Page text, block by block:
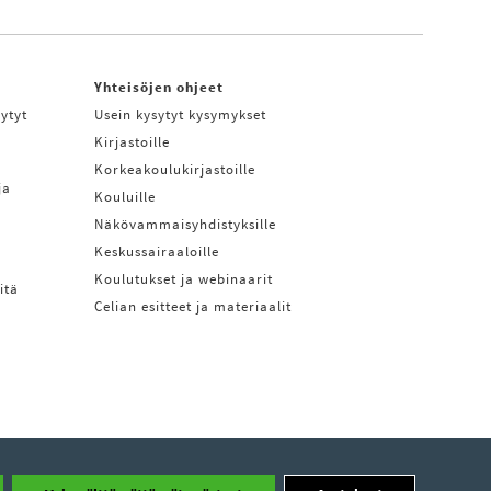
Yhteisöjen ohjeet
Usein kysytyt kysymykset
Kirjastoille
Korkeakoulukirjastoille
Kouluille
Näkövammaisyhdistyksille
Keskussairaaloille
Koulutukset ja webinaarit
Celian esitteet ja materiaalit